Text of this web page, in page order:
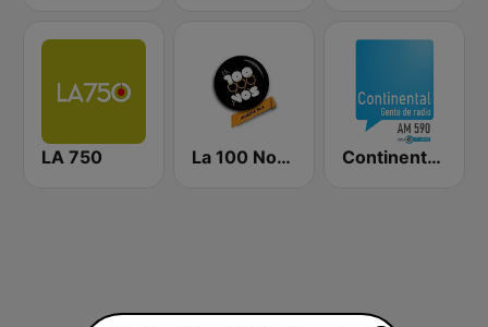
LA 750 La 100 Nogoyá Continental 590 AM